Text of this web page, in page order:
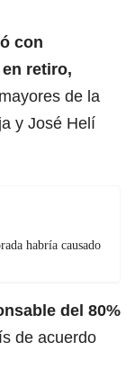
con
retiro,
de la
y José Helí
habría causado
del 80%
de acuerdo